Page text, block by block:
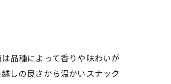
品種によって香りや味わいが
しの良さから温かいスナック